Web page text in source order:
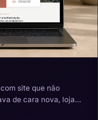
site que não
de cara nova, loja